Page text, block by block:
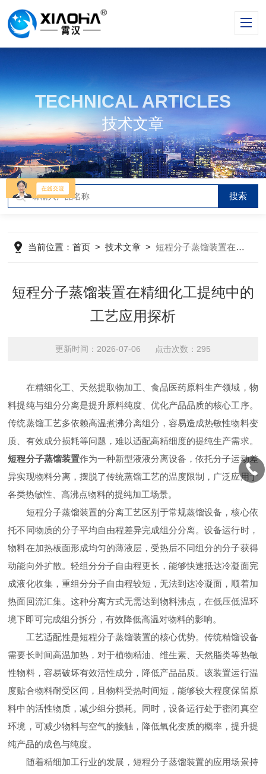
TECHNICAL ARTICLES
技术文章
当前位置：首页 >技术文章 >短程分子蒸馏装置在精细化工提纯中的工艺应用探析
短程分子蒸馏装置在精细化工提纯中的
工艺应用探析
更新时间：2026-07-06 点击次数：295
在精细化工、天然提取物加工、食品医药原料生产领域，物
料提纯与组分分离是提升原料纯度、优化产品品质的核心工序。
传统蒸馏工艺多依赖高温煮沸分离组分，容易造成热敏性物料变
质、有效成分损耗等问题，难以适配高精细度的提纯生产需求。
短程分子蒸馏装置作为一种新型液液分离设备，依托分子运动差
异实现物料分离，摆脱了传统蒸馏工艺的温度限制，广泛应用于
各类热敏性、高沸点物料的提纯加工场景。
短程分子蒸馏装置的分离工艺区别于常规蒸馏设备，核心依
托不同物质的分子平均自由程差异完成组分分离。设备运行时，
物料在加热板面形成均匀的薄液层，受热后不同组分的分子获得
动能向外扩散。轻组分分子自由程更长，能够快速抵达冷凝面完
成液化收集，重组分分子自由程较短，无法到达冷凝面，顺着加
热面回流汇集。这种分离方式无需达到物料沸点，在低压低温环
境下即可完成组分拆分，有效降低高温对物料的影响。
工艺适配性是短程分子蒸馏装置的核心优势。传统精馏设备
需要长时间高温加热，对于植物精油、维生素、天然脂类等热敏
性物料，容易破坏有效活性成分，降低产品品质。该装置运行温
度贴合物料耐受区间，且物料受热时间短，能够较大程度保留原
料中的活性物质，减少组分损耗。同时，设备运行处于密闭真空
环境，可减少物料与空气的接触，降低氧化变质的概率，提升提
纯产品的成色与纯度。
随着精细加工行业的发展，短程分子蒸馏装置的应用场景持